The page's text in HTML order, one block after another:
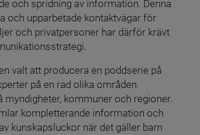
och spridning av information. Denna
och upparbetade kontaktvägar för
och privatpersoner har därför krävt
valt att producera en poddserie på
på en rad olika områden.
kommuner och regioner.
kompletterande information och
kunskapsluckor när det gäller barn